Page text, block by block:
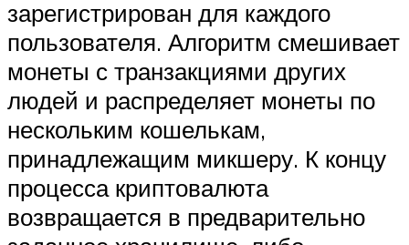
зарегистрирован для каждого
пользователя. Алгоритм смешивает
монеты с транзакциями других
людей и распределяет монеты по
нескольким кошелькам,
принадлежащим микшеру. К концу
процесса криптовалюта
возвращается в предварительно